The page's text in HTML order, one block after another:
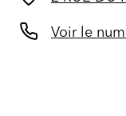
Voir le